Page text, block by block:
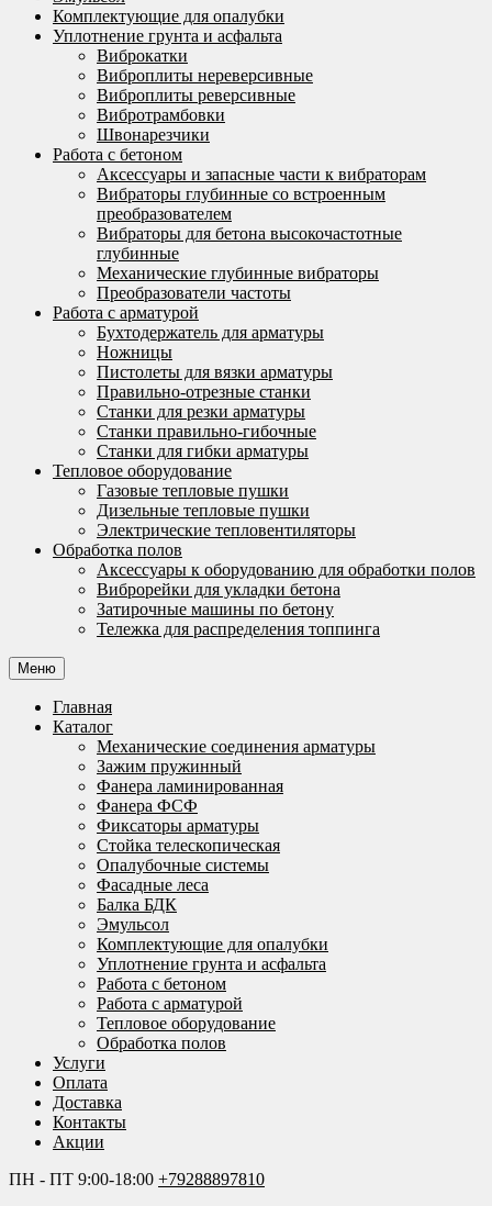
Комплектующие для опалубки
Уплотнение грунта и асфальта
Виброкатки
Виброплиты нереверсивные
Виброплиты реверсивные
Вибротрамбовки
Швонарезчики
Работа с бетоном
Аксессуары и запасные части к вибраторам
Вибраторы глубинные со встроенным
преобразователем
Вибраторы для бетона высокочастотные
глубинные
Механические глубинные вибраторы
Преобразователи частоты
Работа с арматурой
Бухтодержатель для арматуры
Ножницы
Пистолеты для вязки арматуры
Правильно-отрезные станки
Станки для резки арматуры
Станки правильно-гибочные
Станки для гибки арматуры
Тепловое оборудование
Газовые тепловые пушки
Дизельные тепловые пушки
Электрические тепловентиляторы
Обработка полов
Аксессуары к оборудованию для обработки полов
Виброрейки для укладки бетона
Затирочные машины по бетону
Тележка для распределения топпинга
Меню
Главная
Каталог
Механические соединения арматуры
Зажим пружинный
Фанера ламинированная
Фанера ФСФ
Фиксаторы арматуры
Стойка телескопическая
Опалубочные системы
Фасадные леса
Балка БДК
Эмульсол
Комплектующие для опалубки
Уплотнение грунта и асфальта
Работа с бетоном
Работа с арматурой
Тепловое оборудование
Обработка полов
Услуги
Оплата
Доставка
Контакты
Акции
ПН - ПТ 9:00-18:00 +79288897810